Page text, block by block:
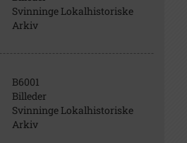
Svinninge Lokalhistoriske
Arkiv
B6001
Billeder
Svinninge Lokalhistoriske
Arkiv